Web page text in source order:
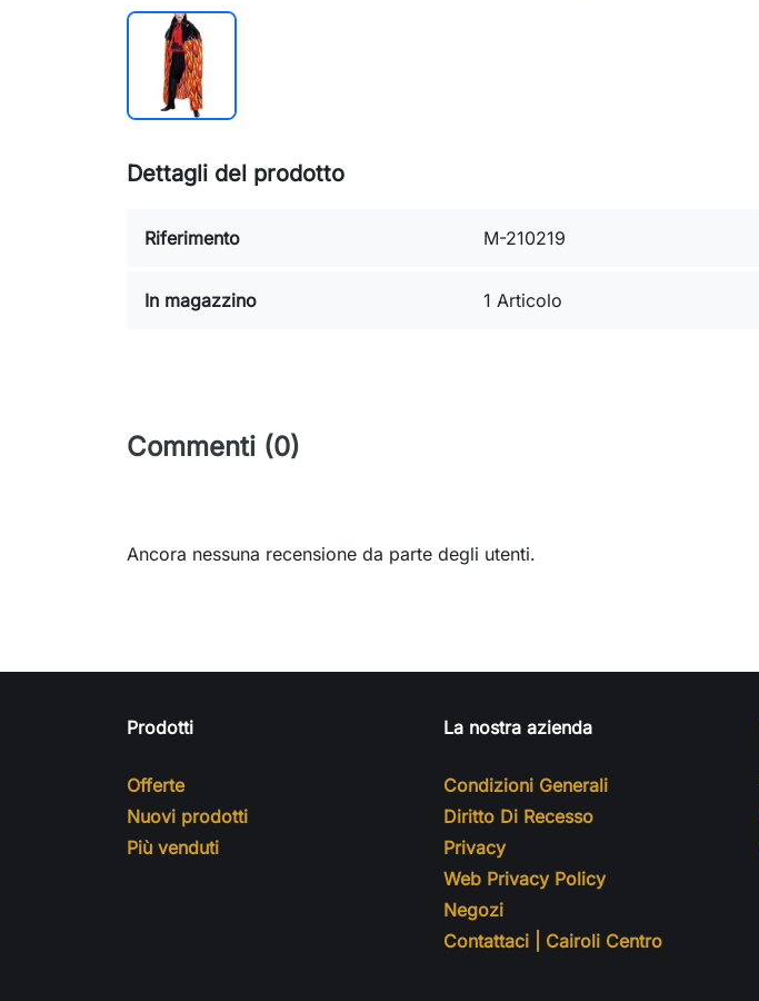
Dettagli del prodotto
Riferimento M-210219
In magazzino 1 Articolo
Commenti (0)
Ancora nessuna recensione da parte degli utenti.
Prodotti
Offerte
Nuovi prodotti
Più venduti
La nostra azienda
Condizioni Generali
Diritto Di Recesso
Privacy
Web Privacy Policy
Negozi
Contattaci | Cairoli Centro